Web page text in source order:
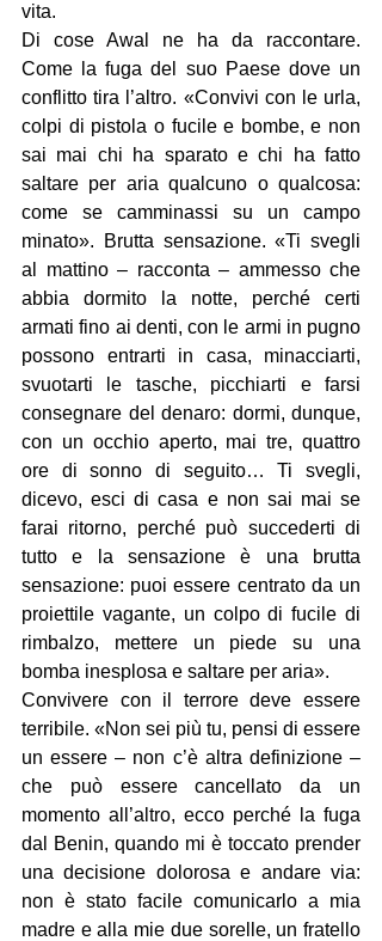
vita.
Di cose Awal ne ha da raccontare.
Come la fuga del suo Paese dove un
conflitto tira l’altro. «Convivi con le urla,
colpi di pistola o fucile e bombe, e non
sai mai chi ha sparato e chi ha fatto
saltare per aria qualcuno o qualcosa:
come se camminassi su un campo
minato». Brutta sensazione. «Ti svegli
al mattino – racconta – ammesso che
abbia dormito la notte, perché certi
armati fino ai denti, con le armi in pugno
possono entrarti in casa, minacciarti,
svuotarti le tasche, picchiarti e farsi
consegnare del denaro: dormi, dunque,
con un occhio aperto, mai tre, quattro
ore di sonno di seguito… Ti svegli,
dicevo, esci di casa e non sai mai se
farai ritorno, perché può succederti di
tutto e la sensazione è una brutta
sensazione: puoi essere centrato da un
proiettile vagante, un colpo di fucile di
rimbalzo, mettere un piede su una
bomba inesplosa e saltare per aria».
Convivere con il terrore deve essere
terribile. «Non sei più tu, pensi di essere
un essere – non c’è altra definizione –
che può essere cancellato da un
momento all’altro, ecco perché la fuga
dal Benin, quando mi è toccato prender
una decisione dolorosa e andare via:
non è stato facile comunicarlo a mia
madre e alla mie due sorelle, un fratello